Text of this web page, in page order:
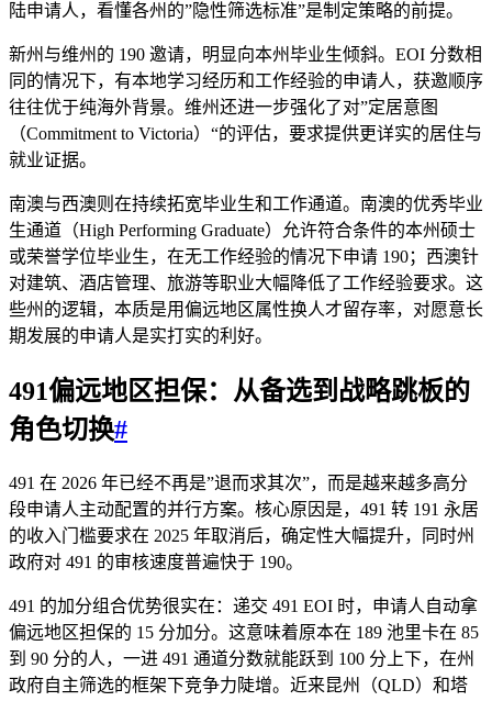
陆申请人，看懂各州的”隐性筛选标准”是制定策略的前提。
新州与维州的 190 邀请，明显向本州毕业生倾斜。EOI 分数相
同的情况下，有本地学习经历和工作经验的申请人，获邀顺序
往往优于纯海外背景。维州还进一步强化了对”定居意图
（Commitment to Victoria）“的评估，要求提供更详实的居住与
就业证据。
南澳与西澳则在持续拓宽毕业生和工作通道。南澳的优秀毕业
生通道（High Performing Graduate）允许符合条件的本州硕士
或荣誉学位毕业生，在无工作经验的情况下申请 190；西澳针
对建筑、酒店管理、旅游等职业大幅降低了工作经验要求。这
些州的逻辑，本质是用偏远地区属性换人才留存率，对愿意长
期发展的申请人是实打实的利好。
491偏远地区担保：从备选到战略跳板的
角色切换#
491 在 2026 年已经不再是”退而求其次”，而是越来越多高分
段申请人主动配置的并行方案。核心原因是，491 转 191 永居
的收入门槛要求在 2025 年取消后，确定性大幅提升，同时州
政府对 491 的审核速度普遍快于 190。
491 的加分组合优势很实在：递交 491 EOI 时，申请人自动拿
偏远地区担保的 15 分加分。这意味着原本在 189 池里卡在 85
到 90 分的人，一进 491 通道分数就能跃到 100 分上下，在州
政府自主筛选的框架下竞争力陡增。近来昆州（QLD）和塔